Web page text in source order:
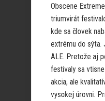
Obscene
triumvirát
kde sa človek
extrému do sýta.
ALE. Pretože aj
festivaly sa
akcia, ale
vysokej úrovni.